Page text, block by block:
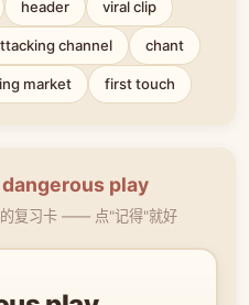
header viral clip
channel chant
market first touch
dangerous play
复习卡 —— 点"记得"就好